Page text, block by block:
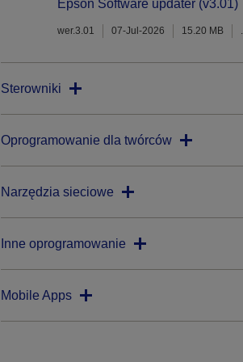
Epson Software updater (v3.01)
wer.3.01 07-Jul-2026 15.20 MB
Sterowniki
Oprogramowanie dla twórców
Narzędzia sieciowe
Inne oprogramowanie
Mobile Apps